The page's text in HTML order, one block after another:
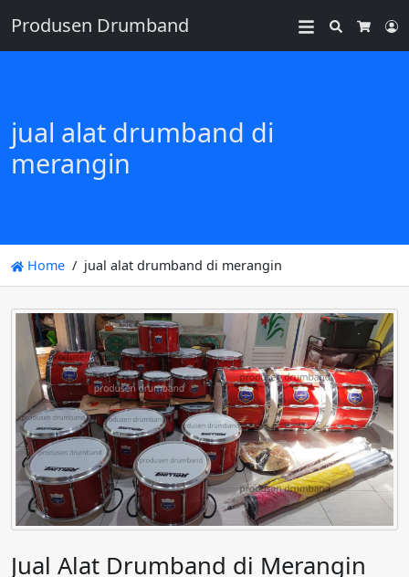
Produsen Drumband
Search
jual alat drumband di
merangin
Home jual alat drumband di merangin
Jual Alat Drumband di Merangin